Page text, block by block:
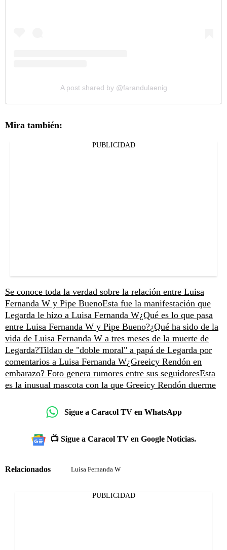
A post shared by @farandulaenig
Mira también:
PUBLICIDAD
Se conoce toda la verdad sobre la relación entre Luisa
Fernanda W y Pipe BuenoEsta fue la manifestación que
Legarda le hizo a Luisa Fernanda W¿Qué es lo que pasa
entre Luisa Fernanda W y Pipe Bueno?¿Qué ha sido de la
vida de Luisa Fernanda W a tres meses de la muerte de
Legarda?Tildan de "doble moral" a papá de Legarda por
comentarios a Luisa Fernanda W¿Greeicy Rendón en
embarazo? Foto genera rumores entre sus seguidoresEsta
es la inusual mascota con la que Greeicy Rendón duerme
Sigue a Caracol TV en WhatsApp
📺 Sigue a Caracol TV en Google Noticias.
Relacionados Luisa Fernanda W
PUBLICIDAD